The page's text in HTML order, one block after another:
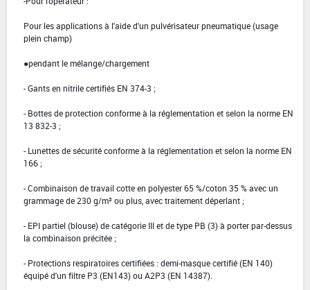
Pour les applications à l'aide d'un pulvérisateur pneumatique (usage
plein champ)
●pendant le mélange/chargement
- Gants en nitrile certifiés EN 374-3 ;
- Bottes de protection conforme à la réglementation et selon la norme EN
13 832-3 ;
- Lunettes de sécurité conforme à la réglementation et selon la norme EN
166 ;
- Combinaison de travail cotte en polyester 65 %/coton 35 % avec un
grammage de 230 g/m² ou plus, avec traitement déperlant ;
- EPI partiel (blouse) de catégorie III et de type PB (3) à porter par-dessus
la combinaison précitée ;
- Protections respiratoires certifiées : demi-masque certifié (EN 140)
équipé d'un filtre P3 (EN143) ou A2P3 (EN 14387).